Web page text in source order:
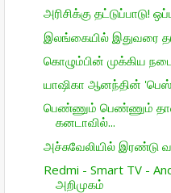
அரிசிக்கு
இலங்கையில் இதுவரை
கொழும்பின் முக்கிய
யாஷிகா ஆனந்தின்
பெண்ணும் பெண்ணும்
கனடாவில்...
அச்சுவேலியில் இரண்டு
Redmi - Smart TV -
அறிமுகம்